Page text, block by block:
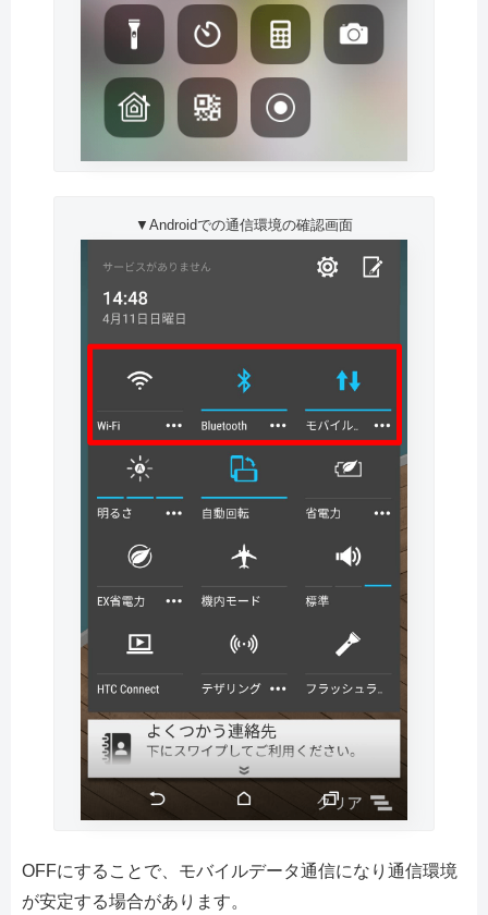
▼Androidでの通信環境の確認画面
OFFにすることで、モバイルデータ通信になり通信環境
が安定する場合があります。